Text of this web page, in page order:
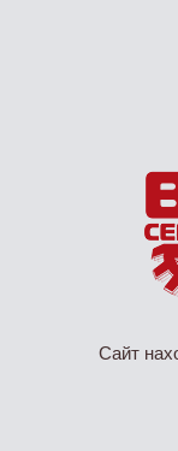
Сайт